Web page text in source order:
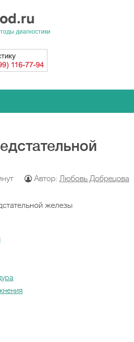
диагностики
Автор: Любовь Добрецова